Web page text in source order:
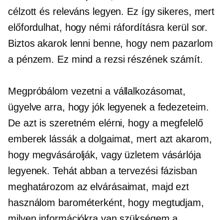
célzott és releváns legyen. Ez így sikeres, mert
előfordulhat, hogy némi ráfordításra kerül sor.
Biztos akarok lenni benne, hogy nem pazarlom
a pénzem. Ez mind a rezsi részének számít.
Megpróbálom vezetni a vállalkozásomat,
ügyelve arra, hogy jók legyenek a fedezeteim.
De azt is szeretném elérni, hogy a megfelelő
emberek lássák a dolgaimat, mert azt akarom,
hogy megvásárolják, vagy üzletem vásárlója
legyenek. Tehát abban a tervezési fázisban
meghatározom az elvárásaimat, majd ezt
használom barométerként, hogy megtudjam,